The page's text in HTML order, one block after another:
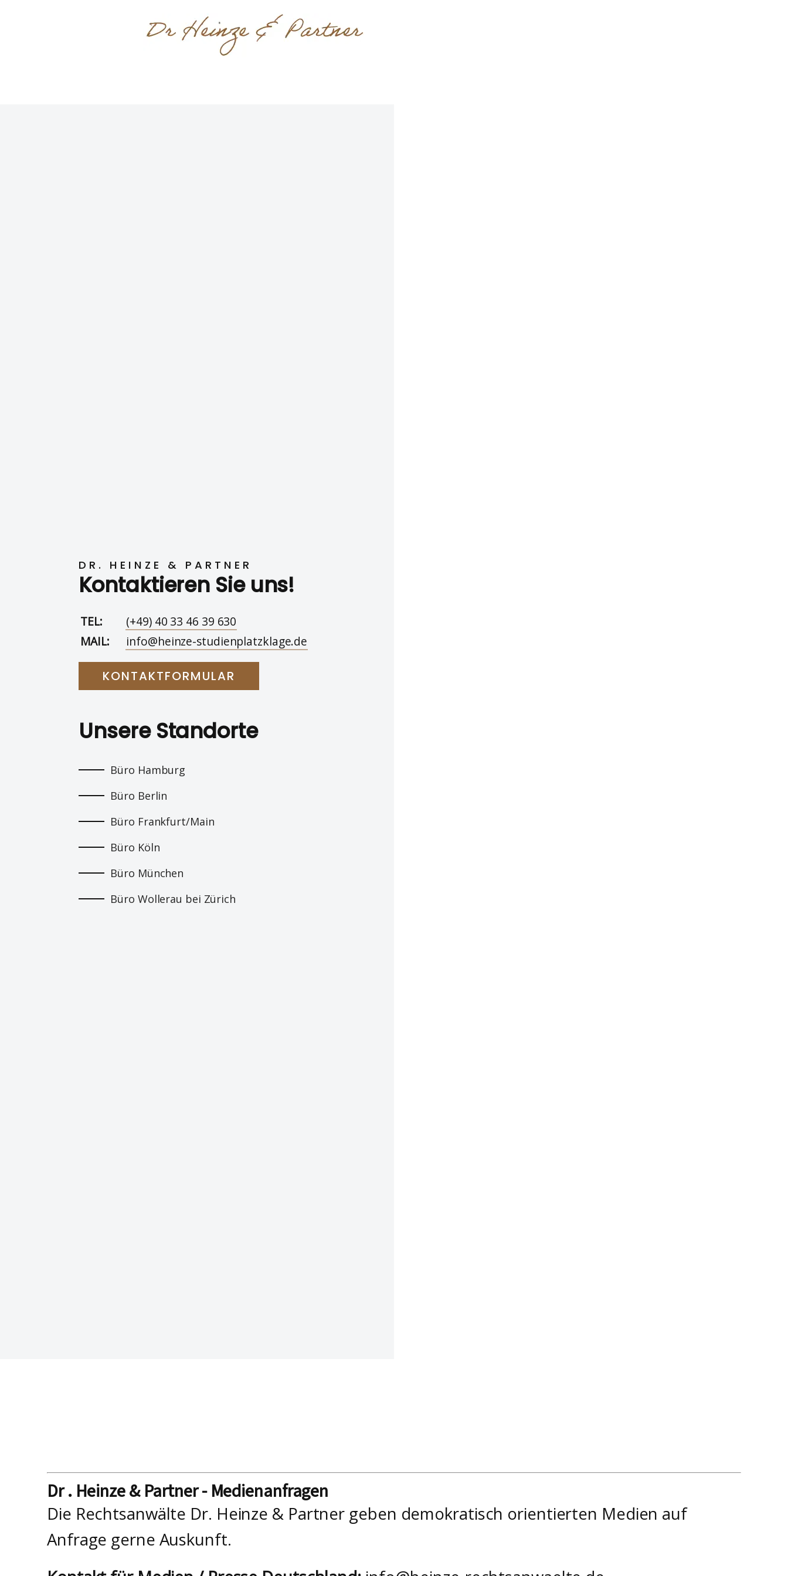
DR. HEINZE & PARTNER
Kontaktieren Sie uns!
TEL:
(+49) 40 33 46 39 630
MAIL:
info@heinze-studienplatzklage.de
KONTAKTFORMULAR
Unsere Standorte
Büro Hamburg
Büro Berlin
Büro Frankfurt/Main
Büro Köln
Büro München
Büro Wollerau bei Zürich
Dr . Heinze & Partner - Medienanfragen
Die Rechtsanwälte Dr. Heinze & Partner geben demokratisch orientierten Medien auf
Anfrage gerne Auskunft.